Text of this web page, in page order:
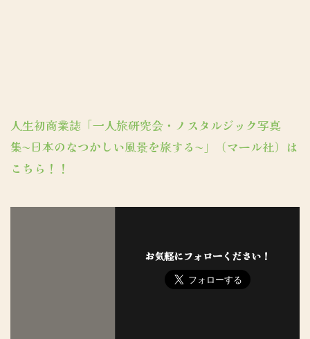
人生初商業誌「一人旅研究会・ノスタルジック写真
集〜日本のなつかしい風景を旅する〜」（マール社）は
こちら！！
お気軽にフォローください！